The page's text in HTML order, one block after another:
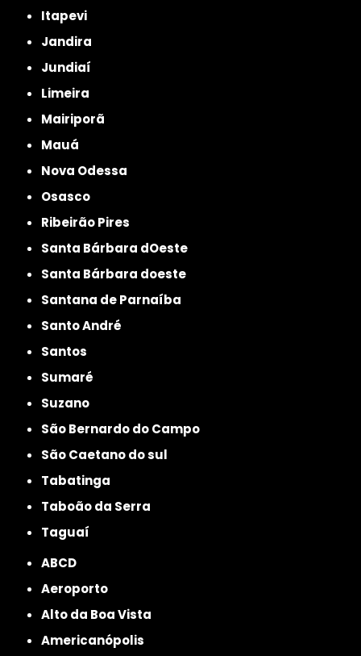
Itapevi
Jandira
Jundiaí
Limeira
Mairiporã
Mauá
Nova Odessa
Osasco
Ribeirão Pires
Santa Bárbara dOeste
Santa Bárbara doeste
Santana de Parnaíba
Santo André
Santos
Sumaré
Suzano
São Bernardo do Campo
São Caetano do sul
Tabatinga
Taboão da Serra
Taguaí
ABCD
Aeroporto
Alto da Boa Vista
Americanópolis